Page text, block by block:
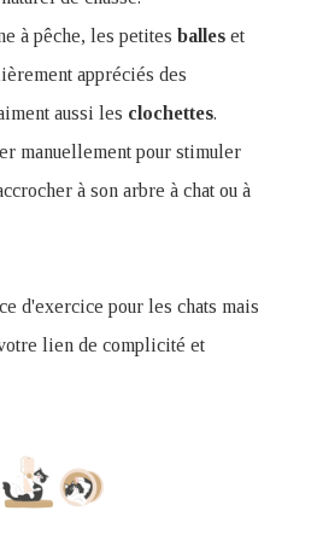
à pêche, les petites balles et
appréciés des
aussi les clochettes.
manuellement pour stimuler
à son arbre à chat ou à
d'exercice pour les chats mais
lien de complicité et